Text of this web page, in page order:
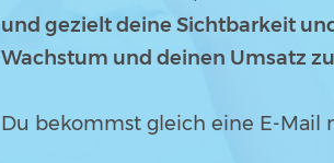
und gezielt deine Sichtbarkeit
Wachstum und deinen Umsatz
Du bekommst gleich eine E-Mail